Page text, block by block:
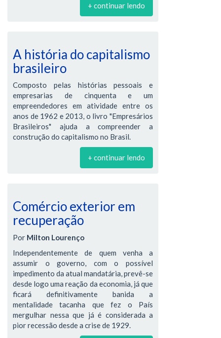
+ continuar lendo
A história do capitalismo
brasileiro
Composto pelas histórias pessoais e
empresarias de cinquenta e um
empreendedores em atividade entre os
anos de 1962 e 2013, o livro "Empresários
Brasileiros" ajuda a compreender a
construção do capitalismo no Brasil.
+ continuar lendo
Comércio exterior em
recuperação
Por Milton Lourenço
Independentemente de quem venha a
assumir o governo, com o possível
impedimento da atual mandatária, prevê-se
desde logo uma reação da economia, já que
ficará definitivamente banida a
mentalidade tacanha que fez o País
mergulhar nessa que já é considerada a
pior recessão desde a crise de 1929.